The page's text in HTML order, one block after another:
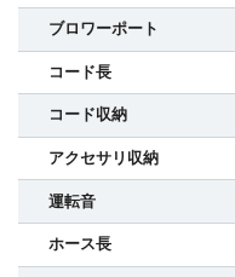
ブロワーポート
コード長
コード収納
アクセサリ収納
運転音
ホース長